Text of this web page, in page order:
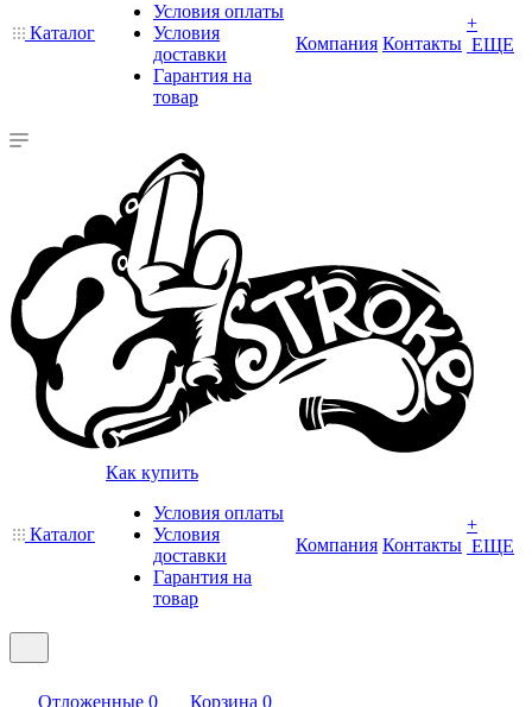
Каталог
Условия оплаты
Условия
доставки
Гарантия на
товар
Компания Контакты
+
ЕЩЕ
Каталог
Как купить
Условия оплаты
Условия
доставки
Гарантия на
товар
Компания Контакты
+
ЕЩЕ
Отложенные 0 Корзина 0